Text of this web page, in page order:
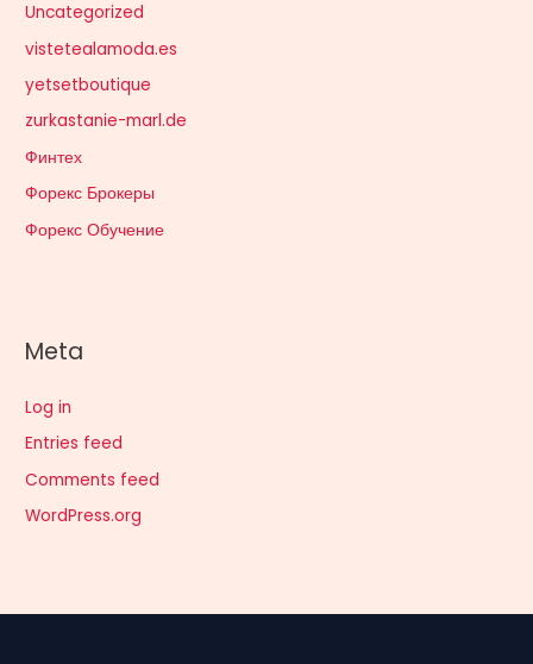
Uncategorized
vistetealamoda.es
yetsetboutique
zurkastanie-marl.de
Финтех
Форекс Брокеры
Форекс Обучение
Meta
Log in
Entries feed
Comments feed
WordPress.org